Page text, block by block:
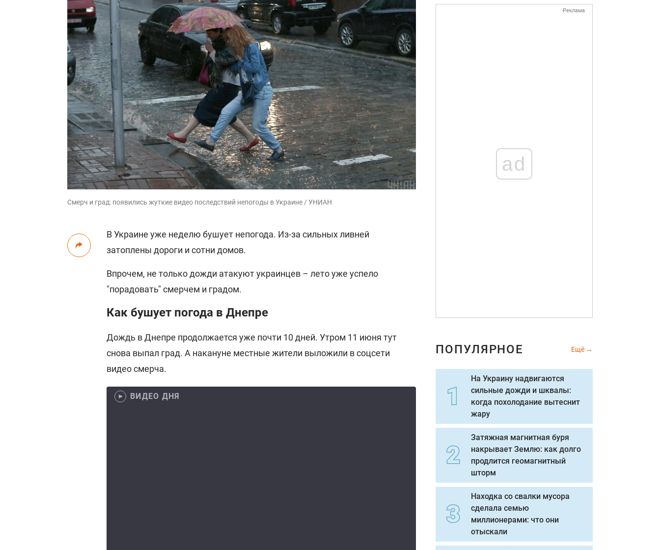
Смерч и град: появились жуткие видео последствий непогоды в Украине / УНИАН
В Украине уже неделю бушует непогода. Из-за сильных ливней
затоплены дороги и сотни домов.
Впрочем, не только дожди атакуют украинцев – лето уже успело
"порадовать" смерчем и градом.
Как бушует погода в Днепре
Дождь в Днепре продолжается уже почти 10 дней. Утром 11 июня тут
снова выпал град. А накануне местные жители выложили в соцсети
видео смерча.
ВИДЕО ДНЯ
Реклама
ad
ПОПУЛЯРНОЕ Ещё
На Украину надвигаются
сильные дожди и шквалы:
когда похолодание вытеснит
жару
Затяжная магнитная буря
накрывает Землю: как долго
продлится геомагнитный
шторм
Находка со свалки мусора
сделала семью
миллионерами: что они
отыскали